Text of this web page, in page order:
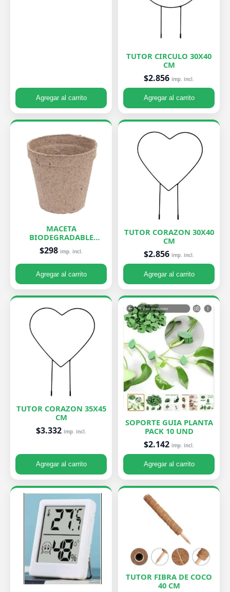
Agregar al carrito
TUTOR CIRCULO 30X40
CM
$2.856 imp. incl.
Agregar al carrito
MACETA
BIODEGRADABLE
PEQUEÑA 7X8 CM
$298 imp. incl.
Agregar al carrito
TUTOR CORAZON 30X40
CM
$2.856 imp. incl.
Agregar al carrito
TUTOR CORAZON 35X45
CM
$3.332 imp. incl.
Agregar al carrito
SOPORTE GUIA PLANTA
PACK 10 UND
$2.142 imp. incl.
Agregar al carrito
TUTOR FIBRA DE COCO
40 CM